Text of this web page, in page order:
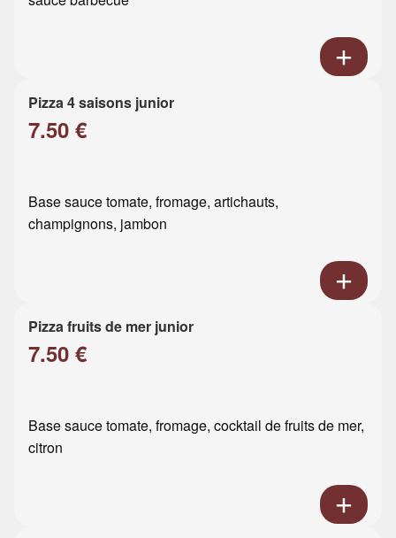
Pizza 4 saisons junior
7.50 €
Base sauce tomate, fromage, artichauts,
champignons, jambon
Pizza fruits de mer junior
7.50 €
Base sauce tomate, fromage, cocktail de fruits de mer,
citron